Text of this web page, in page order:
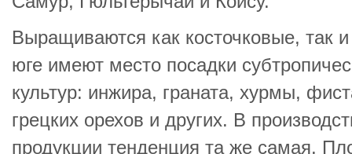
Выращиваются как косточковые, так
юге имеют место посадки
культур: инжира, граната, хурмы,
грецких орехов и других. В
продукции тенденция та же самая.